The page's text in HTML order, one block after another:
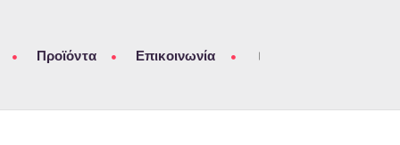
Προϊόντα Επικοινωνία